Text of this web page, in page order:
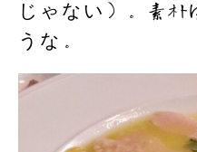
じゃない）。素朴
うな。